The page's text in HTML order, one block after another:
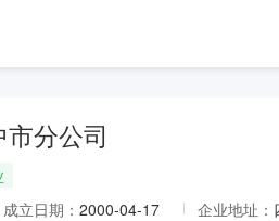
分公司
成立日期： 2000-04-17 企业地址：